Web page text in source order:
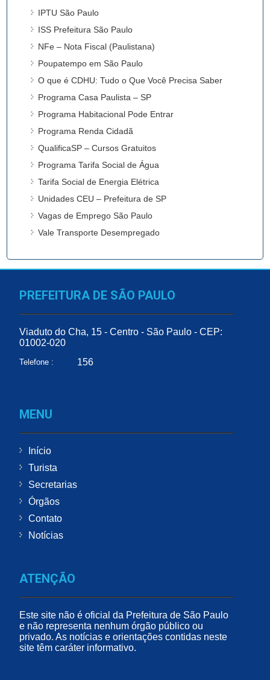
IPTU São Paulo
ISS Prefeitura São Paulo
NFe – Nota Fiscal (Paulistana)
Poupatempo em São Paulo
O que é CDHU: Tudo o Que Você Precisa Saber
Programa Casa Paulista – SP
Programa Habitacional Pode Entrar
Programa Renda Cidadã
QualificaSP – Cursos Gratuitos
Programa Tarifa Social de Água
Tarifa Social de Energia Elétrica
Unidades CEU – Prefeitura de SP
Vagas de Emprego São Paulo
Vale Transporte Desempregado
PREFEITURA DE SÃO PAULO
Viaduto do Cha, 15 - Centro - São Paulo - CEP:
01002-020
Telefone : 156
MENU
Início
Turista
Secretarias
Órgãos
Contato
Notícias
ATENÇÃO
Este site não é oficial da Prefeitura de São Paulo
e não representa nenhum órgão público ou
privado. As notícias e orientações contidas neste
site têm caráter informativo.